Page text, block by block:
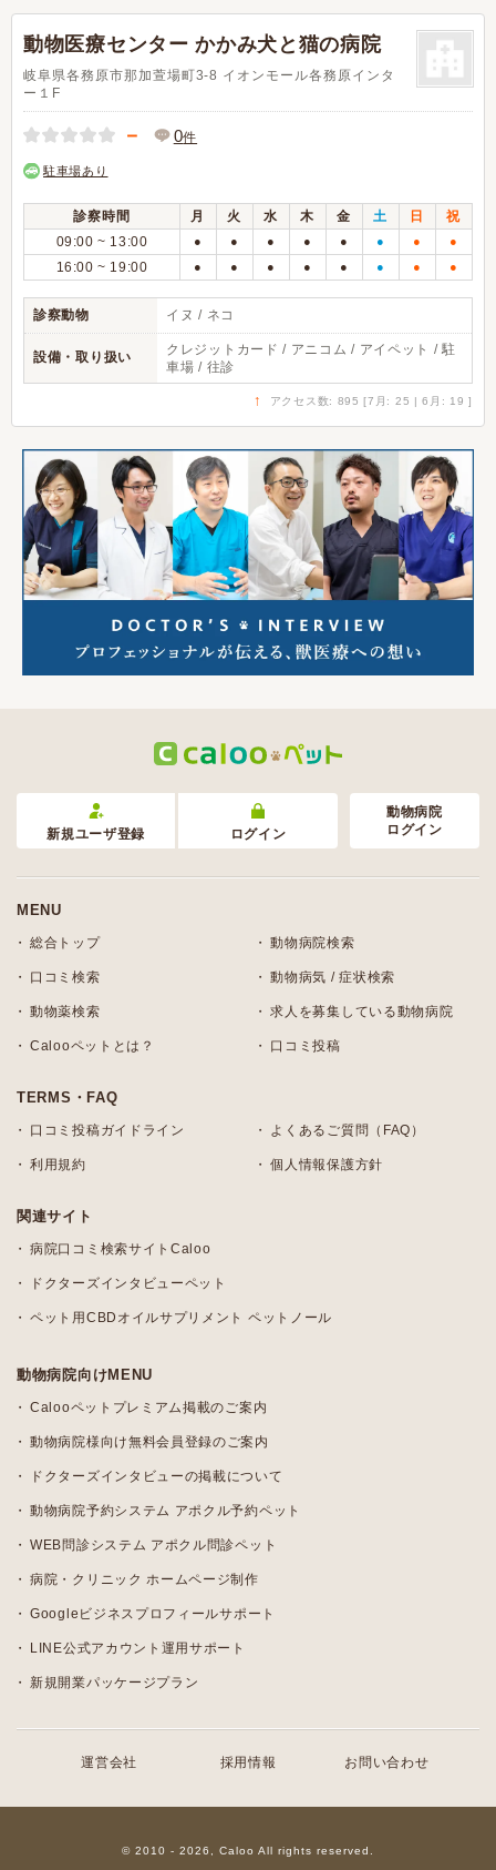
動物医療センター かかみ犬と猫の病院
岐阜県各務原市那加萱場町3-8 ​イオンモール各務原インタ
ー１F
－ 0件
駐車場あり
診察時間 月 火 水 木 金 土 日
祝
09:00 ~ 13:00
● ● ● ● ● ● ● ●
16:00 ~ 19:00 ● ● ● ● ● ● ● ●
診察動物 イヌ / ネコ
設備・取り扱い
クレジットカード / アニコム / アイペット / 駐
車場 / 往診
↑ アクセス数: 895 [7月: 25 | 6月: 19 ]
新規ユーザ登録 ログイン
動物病院
ログイン
MENU
総合トップ 動物病院検索
口コミ検索 動物病気 / 症状検索
動物薬検索 求人を募集している動物病院
Calooペットとは？ 口コミ投稿
TERMS・FAQ
口コミ投稿ガイドライン よくあるご質問（FAQ）
利用規約 個人情報保護方針
関連サイト
病院口コミ検索サイトCaloo
ドクターズインタビューペット
ペット用CBDオイルサプリメント ペットノール
動物病院向けMENU
Calooペットプレミアム掲載のご案内
動物病院様向け無料会員登録のご案内
ドクターズインタビューの掲載について
動物病院予約システム アポクル予約ペット
WEB問診システム アポクル問診ペット
病院・クリニック ホームページ制作
Googleビジネスプロフィールサポート
LINE公式アカウント運用サポート
新規開業パッケージプラン
運営会社 採用情報 お問い合わせ
© 2010 - 2026, Caloo All rights reserved.